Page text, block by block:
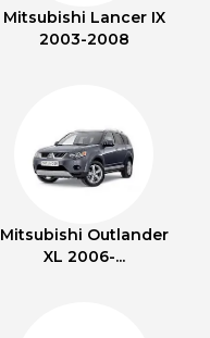
Mitsubishi Lancer IX
2003-2008
Mitsubishi Outlander
XL 2006-...